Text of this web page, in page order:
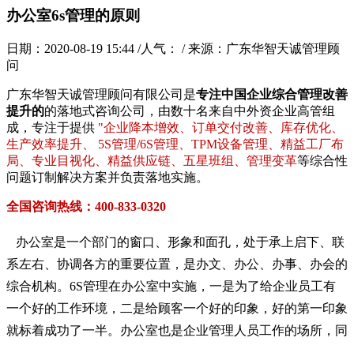
办公室6s管理的原则
日期：2020-08-19 15:44 /人气： / 来源：广东华智天诚管理顾
问
广东华智天诚管理顾问有限公司是专注中国企业综合管理改善
提升的的落地式咨询公司，由数十名来自中外资企业高管组
成，专注于提供 "企业降本增效、订单交付改善、库存优化、
生产效率提升、 5S管理/6S管理、TPM设备管理、精益工厂布
局、专业目视化、精益供应链、五星班组、管理变革等综合性
问题订制解决方案并负责落地实施。
全国咨询热线：400-833-0320
办公室是一个部门的窗口、形象和面孔，处于承上启下、联
系左右、协调各方的重要位置，是办文、办公、办事、办会的
综合机构。 6S管理在办公室中实施，一是为了给企业员工有
一个好的工作环境，二是给顾客一个好的印象，好的第一印象
就标着成功了一半。 办公室也是企业管理人员工作的场所，同